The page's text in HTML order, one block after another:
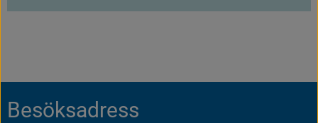
Sidfot
Besöksadress